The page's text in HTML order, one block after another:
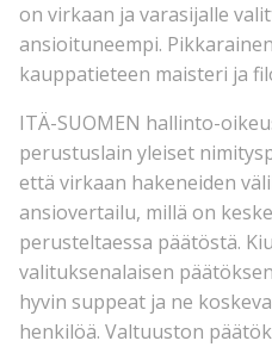
on virkaan ja varasijalle
ansioituneempi.
kauppatieteen maisteri ja
ITÄ-SUOMEN hallinto-
perustuslain yleiset
että virkaan hakeneiden
ansiovertailu, millä on
perusteltaessa päätöstä.
valituksenalaisen
hyvin suppeat ja ne
henkilöä. Valtuuston